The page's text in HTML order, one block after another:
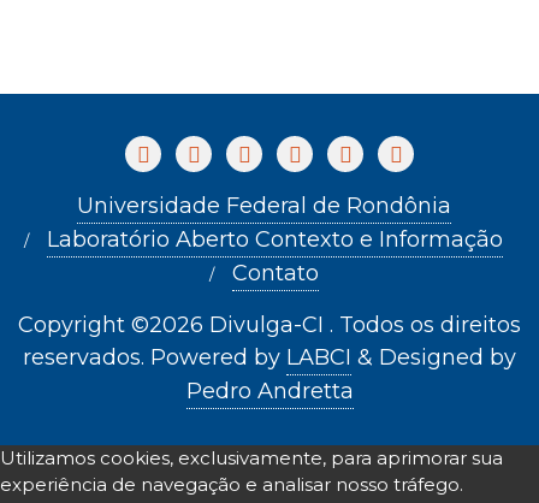
Universidade Federal de Rondônia
Laboratório Aberto Contexto e Informação
Contato
Copyright ©2026 Divulga-CI . Todos os direitos
reservados. Powered by LABCI & Designed by
Pedro Andretta
Utilizamos cookies, exclusivamente, para aprimorar sua
experiência de navegação e analisar nosso tráfego.